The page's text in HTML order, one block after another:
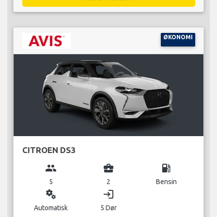
ØKONOMI
CITROEN DS3
group
5
business_center
2
local_gas_station
Bensin
miscellaneous_services
Automatisk
login
5 Dør